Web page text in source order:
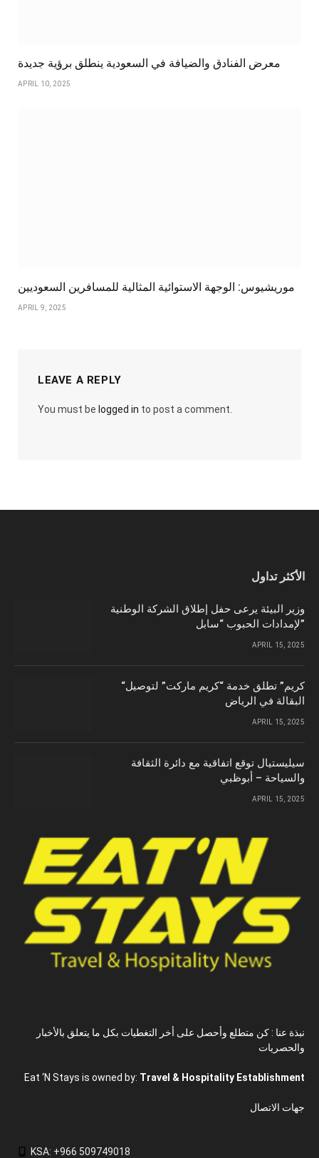
معرض الفنادق والضيافة في السعودية ينطلق برؤية جديدة
APRIL 10, 2025
موريشيوس: الوجهة الاستوائية المثالية للمسافرين السعوديين
APRIL 9, 2025
LEAVE A REPLY
You must be logged in to post a comment.
الأكثر تداول
وزير البيئة يرعى حفل إطلاق الشركة الوطنية
لإمدادات الحبوب “سابل”
APRIL 15, 2025
“كريم” تطلق خدمة “كريم ماركت” لتوصيل
البقالة في الرياض
APRIL 15, 2025
سيليستيال توقع اتفاقية مع دائرة الثقافة
والسياحة – أبوظبي
APRIL 15, 2025
نبذة عنا : كن متطلع وأحصل على أخر التغطيات بكل ما يتعلق بالأخبار
والحصريات
Eat ‘N Stays is owned by: Travel & Hospitality Establishment
جهات الاتصال
KSA: +966 509749018